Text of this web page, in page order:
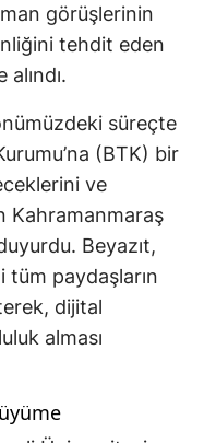
görüşlerinin
tehdit eden
süreçte
(BTK) bir
ve
Kahramanmaraş
Beyazıt,
tüm paydaşların
dijital
alması